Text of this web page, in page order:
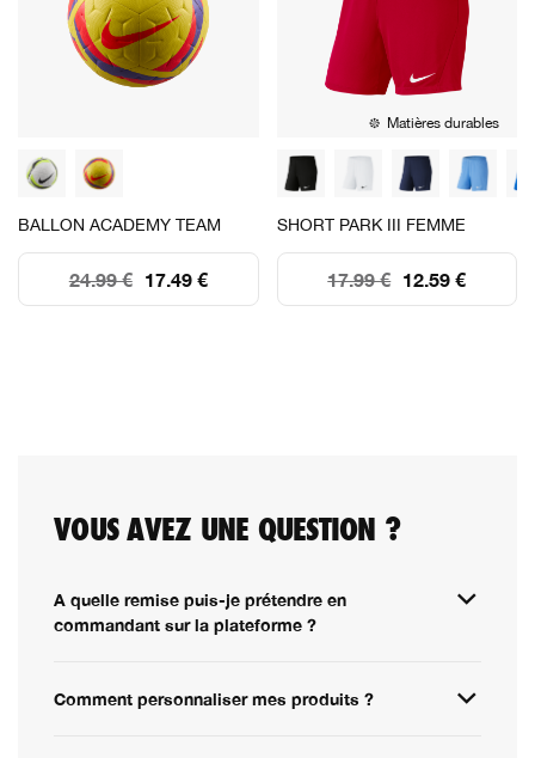
BALLON ACADEMY TEAM
17.49 €
24.99 €
Matières durables
SHORT PARK III FEMME
12.59 €
17.99 €
VOUS AVEZ UNE QUESTION ?
A quelle remise puis-je prétendre en
commandant sur la plateforme ?
Comment personnaliser mes produits ?